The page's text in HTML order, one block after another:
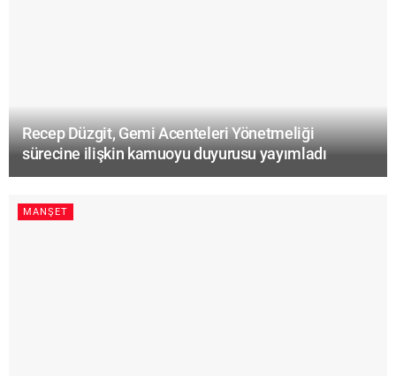
Recep Düzgit, Gemi Acenteleri Yönetmeliği
sürecine ilişkin kamuoyu duyurusu yayımladı
MANŞET